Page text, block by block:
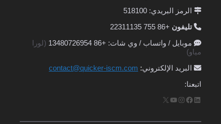
الرمز البريدي: 518100
تليفون +86 755 22311135
موبايل / واتساب / وي شات: +86 13480726954
(لورا
مياو)
البريد الإلكتروني:
contact@quicker-iscm.com
اتبعنا: